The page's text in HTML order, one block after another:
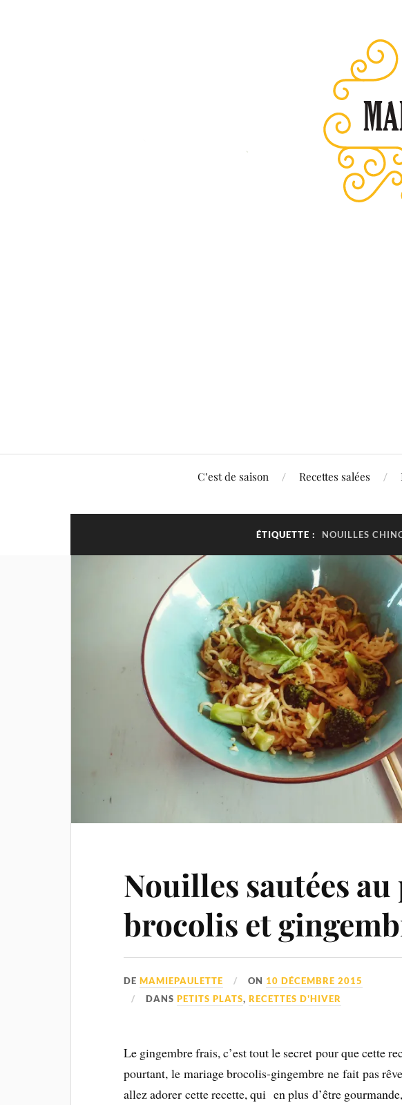
C’est de saison Recettes salées
ÉTIQUETTE : NOUILLES
Nouilles sautées
brocolis et
DEMAMIEPAULETTE ON 10 DÉCEMBRE 2015
DANSPETITS PLATS,RECETTES D'HIVER
Le gingembre frais, c’est tout le secret pour que cette
pourtant, le mariage brocolis-gingembre ne fait pas
allez adorer cette recette, qui en plus d’être